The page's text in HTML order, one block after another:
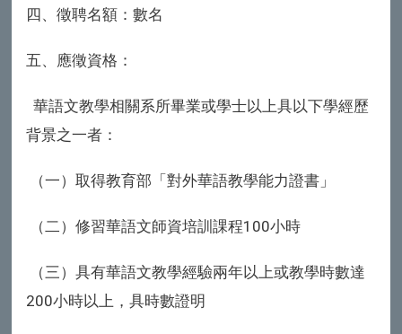
四、徵聘名額：數名
五、應徵資格：
華語文教學相關系所畢業或學士以上具以下學經歷
背景之一者：
（一）取得教育部「對外華語教學能力證書」
（二）修習華語文師資培訓課程100小時
（三）具有華語文教學經驗兩年以上或教學時數達
200小時以上，具時數證明